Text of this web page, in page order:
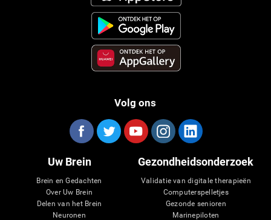
Volg ons
Uw Brein
Brein en Gedachten
Over Uw Brein
Delen van het Brein
Neuronen
Gezondheidsonderzoek
Validatie van digitale therapieën
Computerspelletjes
Gezonde senioren
Marinepiloten